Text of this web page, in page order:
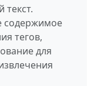
содержимое
тегов,
для